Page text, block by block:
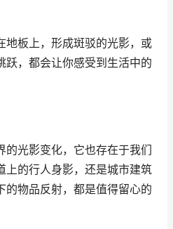
地板上，形成斑驳的光影，或
跃，都会让你感受到生活中的
的光影变化，它也存在于我们
上的行人身影，还是城市建筑
的物品反射，都是值得留心的